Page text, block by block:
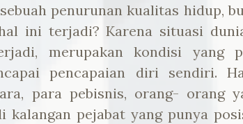
penurunan kualitas hidup,
ini terjadi? Karena situasi
merupakan kondisi yang
pencapaian diri sendiri.
para pebisnis, orang- orang
kalangan pejabat yang punya